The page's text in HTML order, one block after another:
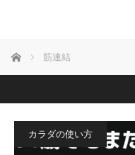
ホーム 筋連結
カラダの使い方